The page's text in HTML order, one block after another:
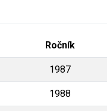
Ročník
1987
1988